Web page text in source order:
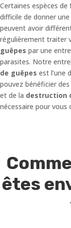
Certaines espèces
difficile de donner
peuvent avoir
régulièrement traiter
guêpes par une
parasites. Notre
de guêpes est l’une
pouvez bénéficier
et de la destruction
nécessaire pour vous
êtes